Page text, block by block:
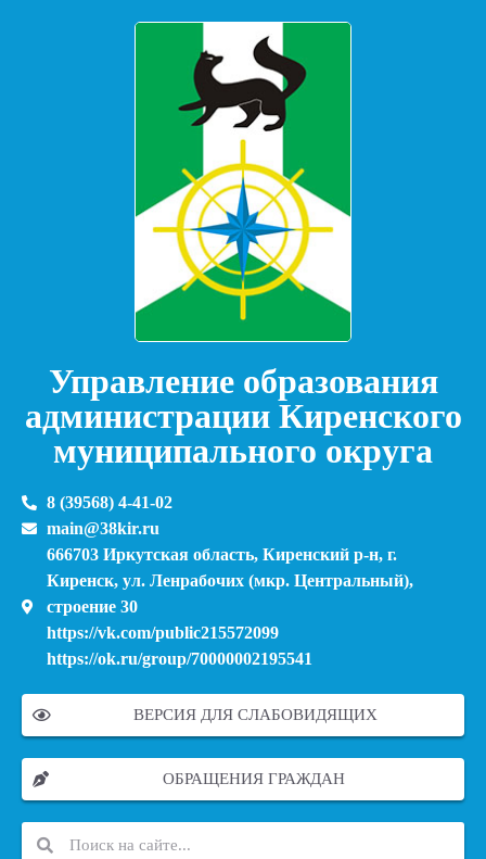
Управление образования
администрации Киренского
муниципального округа
8 (39568) 4-41-02
main@38kir.ru
666703 Иркутская область, Киренский р-н, г.
Киренск, ул. Ленрабочих (мкр. Центральный),
строение 30
https://vk.com/public215572099
https://ok.ru/group/70000002195541
ВЕРСИЯ ДЛЯ СЛАБОВИДЯЩИХ
ОБРАЩЕНИЯ ГРАЖДАН